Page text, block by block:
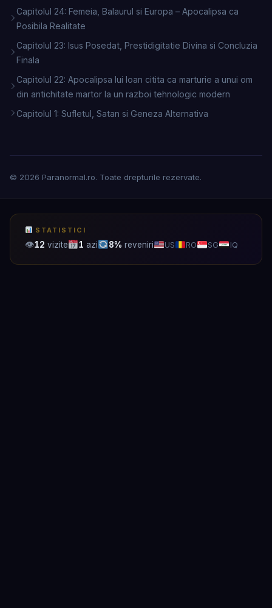
Capitolul 24: Femeia, Balaurul si Europa – Apocalipsa ca
Posibila Realitate
Capitolul 23: Isus Posedat, Prestidigitatie Divina si Concluzia
Finala
Capitolul 22: Apocalipsa lui Ioan citita ca marturie a unui om
din antichitate martor la un razboi tehnologic modern
Capitolul 1: Sufletul, Satan si Geneza Alternativa
© 2026 Paranormal.ro. Toate drepturile rezervate.
STATISTICI
👁12 vizite 1 azi 8% reveniri US RO SG IQ